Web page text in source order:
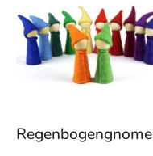
Regenbogengnome
weist
mehrere
Varianten
auf.
können
auf